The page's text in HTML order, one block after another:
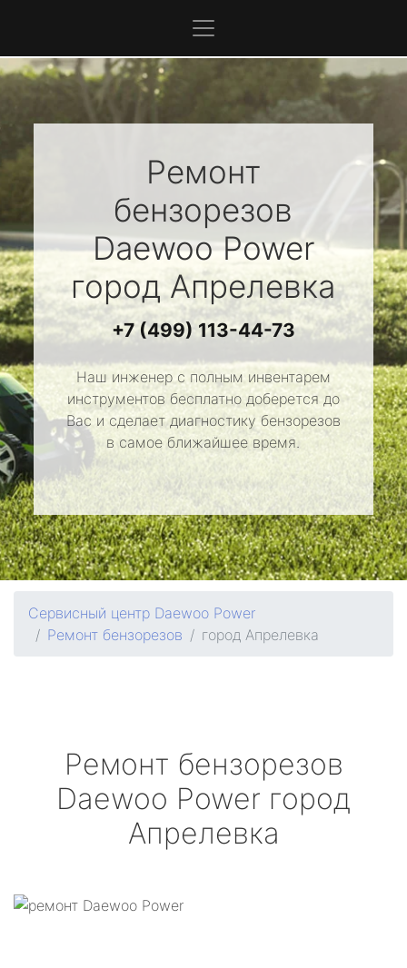
Ремонт
бензорезов
Daewoo Power
город Апрелевка
+7 (499) 113-44-73
Наш инженер с полным инвентарем
инструментов бесплатно доберется до
Вас и сделает диагностику бензорезов
в самое ближайшее время.
Сервисный центр Daewoo Power
Ремонт бензорезов
город Апрелевка
Ремонт бензорезов
Daewoo Power город
Апрелевка